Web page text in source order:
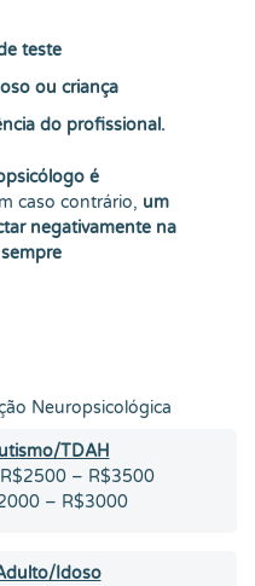
teste
ou criança
do profissional.
é
caso contrário, um
negativamente na
Neuropsicológica
TDAH
– R$3500
– R$3000
Idoso